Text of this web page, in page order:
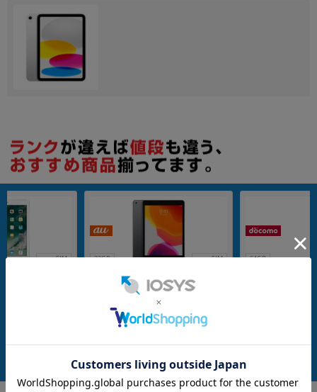
nanoSIM
(税込)
32GB nanoSIM
【SIMロック解除済】【第7世代】 a
u iPad2019 Wi-Fi+Cellular 32GB ス
ペースグレイ MW6A2J/A A2198
発売日：2019/09
付属品: 本体のみ
中古Bランク 15,800 円 (税込)
64GB
中古Bランク
各項目のチェックボックスは「or検索」となります。